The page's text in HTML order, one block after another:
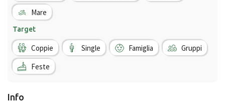
Mare
Target
Coppie Single Famiglia
Gruppi
Feste
Info